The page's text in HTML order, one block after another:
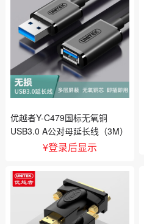
优越者Y-C479国标无氧铜
USB3.0 A公对母延长线（3M）
¥登录后显示